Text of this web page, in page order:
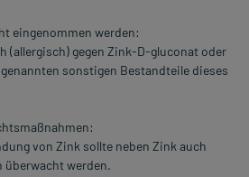
eingenommen werden:
(allergisch) gegen Zink-D-gluconat oder
sonstigen Bestandteile dieses
von Zink sollte neben Zink auch
werden.